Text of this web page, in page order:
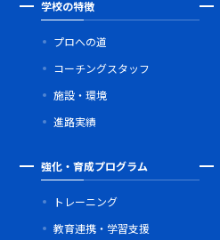
学校の特徴
プロへの道
コーチングスタッフ
施設・環境
進路実績
強化・育成プログラム
トレーニング
教育連携・学習支援